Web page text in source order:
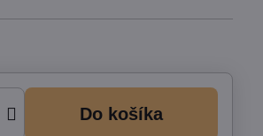
Do košíka